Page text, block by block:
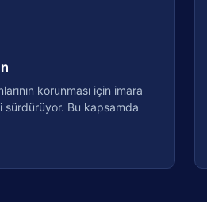
korunması için imara
sürdürüyor. Bu kapsamda